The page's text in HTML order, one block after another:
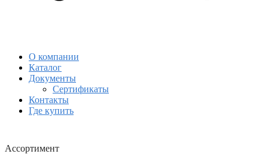
О компании
Каталог
Документы
Сертификаты
Контакты
Где купить
Ассортимент